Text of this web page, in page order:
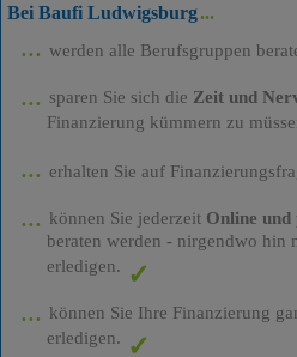
Bei Baufi Ludwigsburg
werden alle Berufsgruppen
sparen Sie sich die Zeit und
Finanzierung kümmern zu
erhalten Sie auf
können Sie jederzeit Online und
beraten werden - nirgendwo hin
erledigen.
können Sie Ihre Finanzierung
erledigen.